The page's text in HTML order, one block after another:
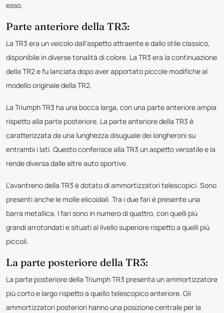
esso.
Parte anteriore della TR3:
La TR3 era un veicolo dall'aspetto attraente e dallo stile classico,
disponibile in diverse tonalità di colore. La TR3 era la continuazione
della TR2 e fu lanciata dopo aver apportato piccole modifiche al
modello originale della TR2.
La Triumph TR3 ha una bocca larga, con una parte anteriore ampia
rispetto alla parte posteriore. La parte anteriore della TR3 è
caratterizzata da una lunghezza disuguale dei longheroni su
entrambi i lati. Questo conferisce alla TR3 un aspetto versatile e la
rende diversa dalle altre auto sportive.
L'avantreno della TR3 è dotato di ammortizzatori telescopici. Sono
presenti anche le molle elicoidali. Tra i due fari è presente una
barra metallica. I fari sono in numero di quattro, con quelli più
grandi arrotondati e situati al livello superiore rispetto a quelli più
piccoli.
La parte posteriore della TR3:
La parte posteriore della Triumph TR3 presenta un ammortizzatore
più corto e largo rispetto a quello telescopico anteriore. Gli
ammortizzatori posteriori hanno una posizione centrale per la